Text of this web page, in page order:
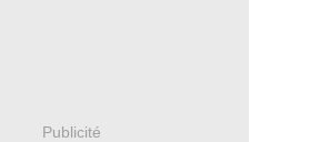
Publicité